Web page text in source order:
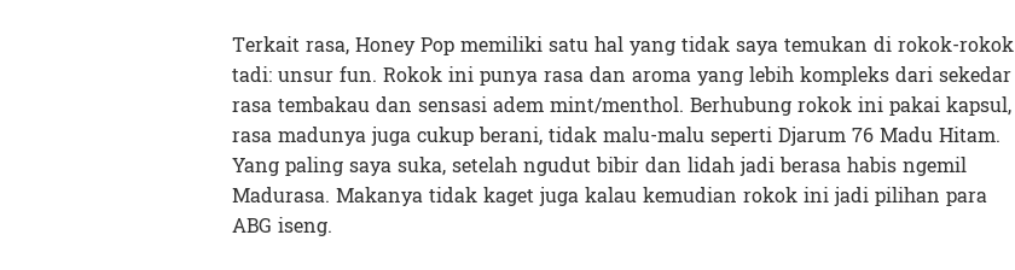
Terkait rasa, Honey Pop memiliki satu hal yang tidak saya temukan di rokok-rokok
tadi: unsur fun. Rokok ini punya rasa dan aroma yang lebih kompleks dari sekedar
rasa tembakau dan sensasi adem mint/menthol. Berhubung rokok ini pakai kapsul,
rasa madunya juga cukup berani, tidak malu-malu seperti Djarum 76 Madu Hitam.
Yang paling saya suka, setelah ngudut bibir dan lidah jadi berasa habis ngemil
Madurasa. Makanya tidak kaget juga kalau kemudian rokok ini jadi pilihan para
ABG iseng.